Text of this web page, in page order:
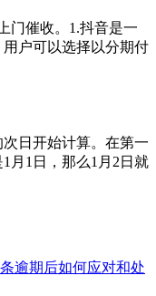
门催收。1.抖音是一
户可以选择以分期付
日开始计算。在第一
月1日，那么1月2日就
逾期后如何应对和处